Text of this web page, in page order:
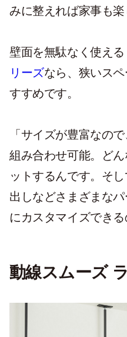
みに整えれば家事も楽
壁面を無駄なく使え
リーズなら、狭いス
すすめです。
「サイズが豊富なの
組み合わせ可能。ど
ットするんです。そ
出しなどさまざまな
にカスタマイズできる
動線スムーズ